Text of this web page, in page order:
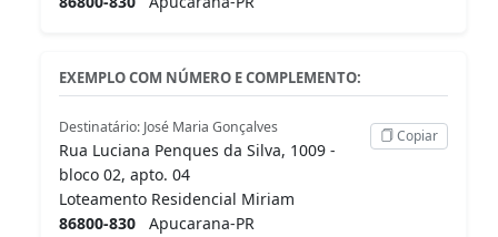
EXEMPLO COM NÚMERO E COMPLEMENTO:
Destinatário: José Maria Gonçalves
Rua Luciana Penques da Silva, 1009 -
bloco 02, apto. 04
Loteamento Residencial Miriam
86800-830 Apucarana-PR
Copiar